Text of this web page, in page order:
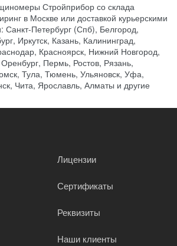
Стройприбор со склада
в Москве или доставкой курьерскими
Санкт-Петербург (Спб), Белгород,
Иркутск, Казань, Калининград,
Красноярск, Нижний Новгород,
Пермь, Ростов, Рязань,
Тула, Тюмень, Ульяновск, Уфа,
Чита, Ярославль, Алматы и другие
Лицензии
Сертификаты
Реквизиты
Наши клиенты